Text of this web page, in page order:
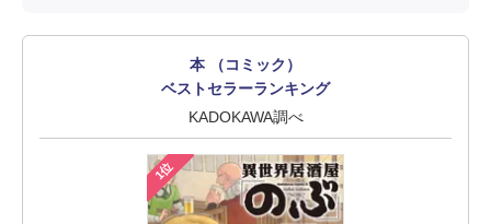
本 （コミック）
ベストセラーランキング
KADOKAWA調べ
1位